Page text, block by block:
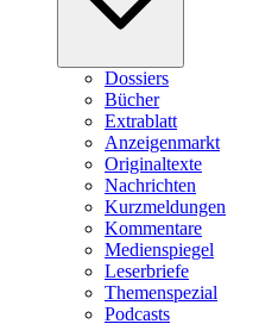
Dossiers
Bücher
Extrablatt
Anzeigenmarkt
Originaltexte
Nachrichten
Kurzmeldungen
Kommentare
Medienspiegel
Leserbriefe
Themenspezial
Podcasts